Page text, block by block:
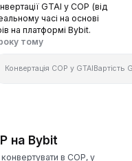
GTAI у COP (від
часі на основі
на платформі Bybit.
тому
Конвертація COP у GTAIВартість
на Bybit
в COP, у